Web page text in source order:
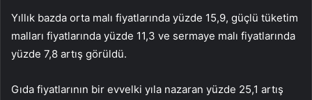
Yıllık bazda orta malı fiyatlarında yüzde 15,9, güçlü tüketim
malları fiyatlarında yüzde 11,3 ve sermaye malı fiyatlarında
yüzde 7,8 artış görüldü.
Gıda fiyatlarının bir evvelki yıla nazaran yüzde 25,1 artış